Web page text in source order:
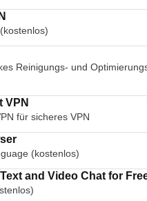
Reinigungs- und
VPN
für sicheres VPN
(kostenlos)
Messenger Text and Video Chat for